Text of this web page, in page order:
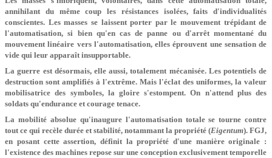
annihilant du même coup les résistances isolées, faits d'individualités
conscientes. Les masses se laissent porter par le mouvement trépidant de
l'automatisation, si bien qu'en cas de panne ou d'arrêt momentané du
mouvement linéaire vers l'automatisation, elles éprouvent une sensation de
vide qui leur apparaît insupportable.
La guerre est désormais, elle aussi, totalement mécanisée. Les potentiels de
destruction sont amplifiés à l'extrême. Mais l'éclat des uniformes, la valeur
mobilisatrice des symboles, la gloire s'estompent. On n'attend plus des
soldats qu'endurance et courage tenace.
La mobilité absolue qu'inaugure l'automatisation totale se tourne contre
tout ce qui recèle durée et stabilité, notammant la propriété (Eigentum). FGJ,
en posant cette assertion, définit la propriété d'une manière originale :
l'existence des machines repose sur une conception exclusivement temporelle